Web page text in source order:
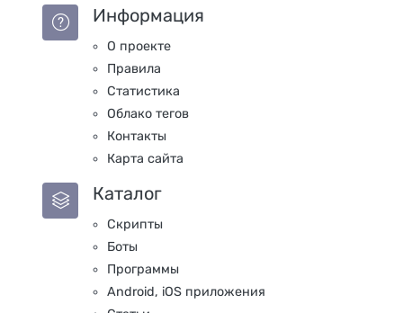
Информация
О проекте
Правила
Статистика
Облако тегов
Контакты
Карта сайта
Каталог
Скрипты
Боты
Программы
Android, iOS приложения